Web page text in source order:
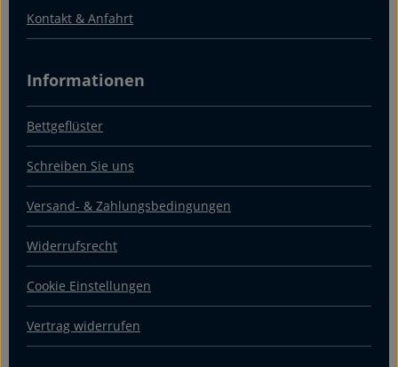
Kontakt & Anfahrt
Informationen
Bettgeflüster
Schreiben Sie uns
Versand- & Zahlungsbedingungen
Widerrufsrecht
Cookie Einstellungen
Vertrag widerrufen